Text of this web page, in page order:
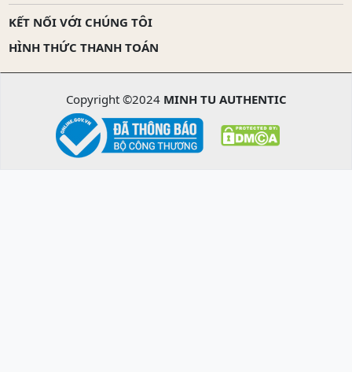
KẾT NỐI VỚI CHÚNG TÔI
HÌNH THỨC THANH TOÁN
Copyright ©2024 MINH TU AUTHENTIC